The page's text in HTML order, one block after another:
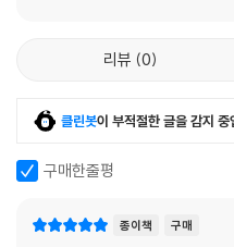
는 그들이 살고 있는 영토로부터
가 축적된 저장소이고 자연이 씨앗
려 있다는 생각으로부터 출발해야
중에서
아주 간단한 곡식 거래의 영수증
거쳤을지 어렵지 않게 상상이 가능
그러나 많은 학자가 이러한 프랑
일성을 말하기 위한 하나의 중간
하나의 통일된 프랑스를 주장하고
의 과제를 제대로 파악하기 어려
리뷰 0
클린봇이 부적절한 글을 감지 중
구매한줄평
종이책 구매